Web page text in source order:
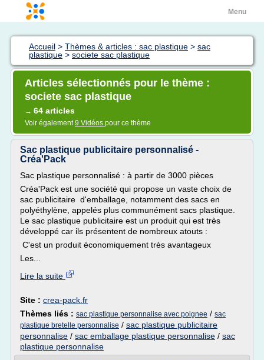
Menu
Accueil > Thèmes & articles : sac plastique > sac
plastique > societe sac plastique
Articles sélectionnés pour le thème :
societe sac plastique
→ 64 articles
Voir également9 Vidéos pour ce thème
Sac plastique publicitaire personnalisé -
Créa'Pack
Sac plastique personnalisé : à partir de 3000 pièces
Créa'Pack est une société qui propose un vaste choix de
sac publicitaire d'emballage, notamment des sacs en
polyéthylène, appelés plus communément sacs plastique.
Le sac plastique publicitaire est un produit qui est très
développé car ils présentent de nombreux atouts :
C'est un produit économiquement très avantageux
Les...
Lire la suite
Site : crea-pack.fr
Thèmes liés : sac plastique personnalise avec poignee / sac
plastique bretelle personnalise / sac plastique publicitaire
personnalise / sac emballage plastique personnalise / sac
plastique personnalise